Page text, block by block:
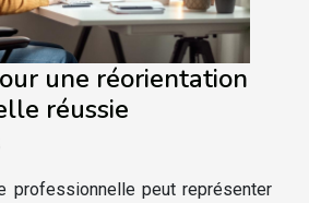
une réorientation
réussie
professionnelle peut représenter